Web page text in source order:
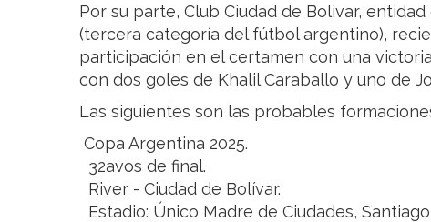
Por su parte, Club Ciudad de Bolivar,
(tercera categoría del fútbol argentino),
participación en el certamen con una
con dos goles de Khalil Caraballo y uno de
Las siguientes son las probables
Copa Argentina 2025.
32avos de final.
River - Ciudad de Bolívar.
Estadio: Único Madre de Ciudades,